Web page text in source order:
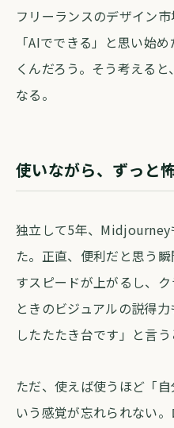
フリーランスのデザイン
「AIでできる」と思い始
くんだろう。そう考える
なる。
使いながら、ずっと
独立して5年、
た。正直、便利だと思う
すスピードが上がるし、
ときのビジュアルの説得
したたたき台です」と言う
ただ、使えば使うほど「
いう感覚が忘れられない